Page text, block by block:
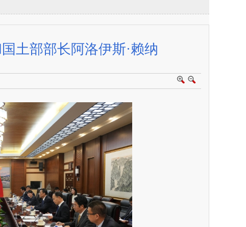
土部部长阿洛伊斯·赖纳